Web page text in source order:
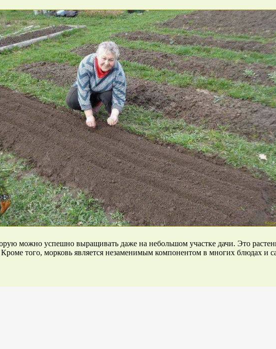
можно успешно выращивать даже на небольшом участке дачи. Это
того, морковь является незаменимым компонентом в многих блюдах и